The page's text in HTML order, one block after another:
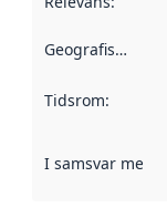
Geografisk område
Tidsrom:
I samsvar med